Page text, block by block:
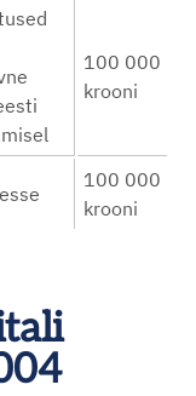
100 000
krooni
100 000
krooni